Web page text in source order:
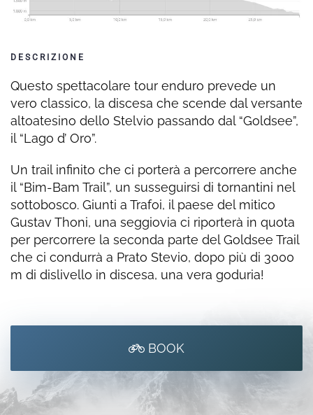
DESCRIZIONE
Questo spettacolare tour enduro prevede un
vero classico, la discesa che scende dal versante
altoatesino dello Stelvio passando dal “Goldsee”,
il “Lago d’ Oro”.
Un trail infinito che ci porterà a percorrere anche
il “Bim-Bam Trail”, un susseguirsi di tornantini nel
sottobosco. Giunti a Trafoi, il paese del mitico
Gustav Thoni, una seggiovia ci riporterà in quota
per percorrere la seconda parte del Goldsee Trail
che ci condurrà a Prato Stevio, dopo più di 3000
m di dislivello in discesa, una vera goduria!
BOOK